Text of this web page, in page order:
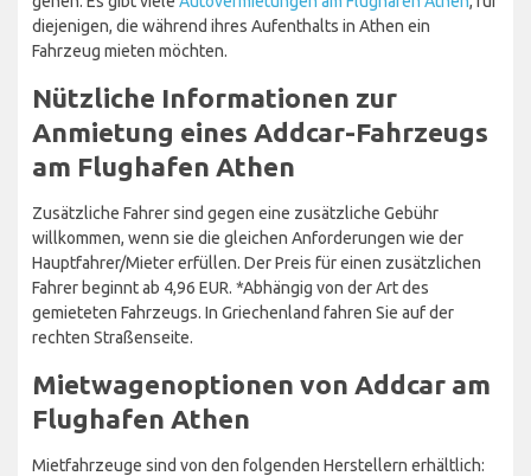
diejenigen, die während ihres Aufenthalts in Athen ein
Fahrzeug mieten möchten.
Nützliche Informationen zur
Anmietung eines Addcar-Fahrzeugs
am Flughafen Athen
Zusätzliche Fahrer sind gegen eine zusätzliche Gebühr
willkommen, wenn sie die gleichen Anforderungen wie der
Hauptfahrer/Mieter erfüllen. Der Preis für einen zusätzlichen
Fahrer beginnt ab 4,96 EUR. *Abhängig von der Art des
gemieteten Fahrzeugs. In Griechenland fahren Sie auf der
rechten Straßenseite.
Mietwagenoptionen von Addcar am
Flughafen Athen
Mietfahrzeuge sind von den folgenden Herstellern erhältlich: